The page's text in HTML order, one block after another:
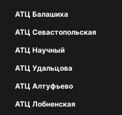
АТЦ Балашиха
АТЦ Севастопольская
АТЦ Научный
АТЦ Удальцова
АТЦ Алтуфьево
АТЦ Лобненская